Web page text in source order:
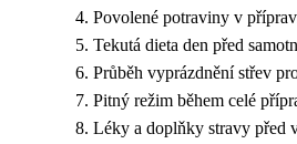
Povolené potraviny v
Tekutá dieta den před
Průběh vyprázdnění střev
Pitný režim během celé
Léky a doplňky stravy před